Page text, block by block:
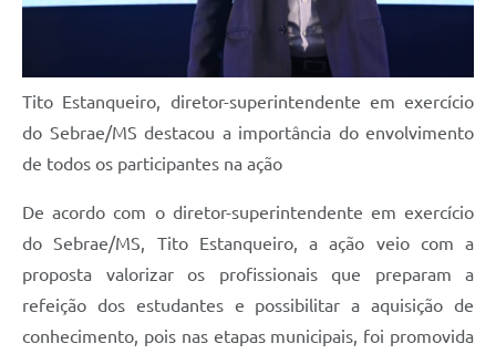
Tito Estanqueiro, diretor-superintendente em exercício
do Sebrae/MS destacou a importância do envolvimento
de todos os participantes na ação
De acordo com o diretor-superintendente em exercício
do Sebrae/MS, Tito Estanqueiro, a ação veio com a
proposta valorizar os profissionais que preparam a
refeição dos estudantes e possibilitar a aquisição de
conhecimento, pois nas etapas municipais, foi promovida